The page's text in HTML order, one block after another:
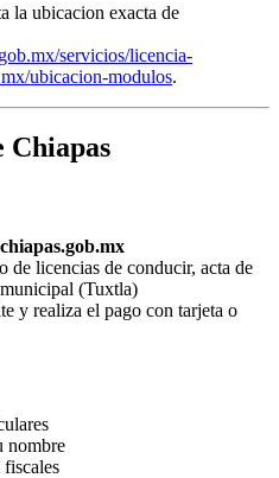
la ubicacion exacta de
servicios/licencia-
ubicacion-modulos.
Chiapas
de licencias de conducir, acta de
(Tuxtla)
y realiza el pago con tarjeta o
nombre
fiscales